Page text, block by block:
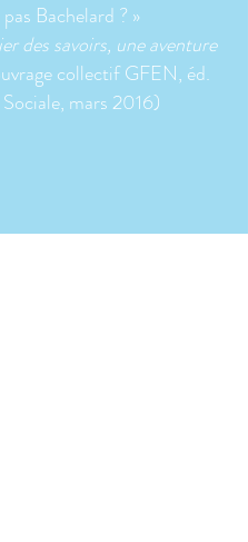
Bachelard ? »
des savoirs, une aventure
collectif GFEN, éd.
mars 2016)